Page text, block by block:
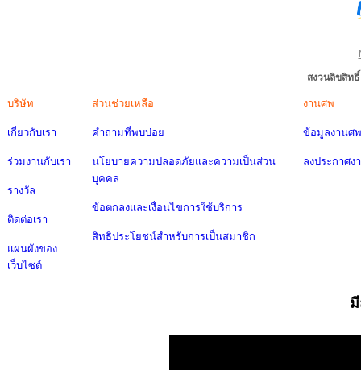
สงวนลิขสิท
บริษัท
เกี่ยวกับเรา
ร่วมงานกับเรา
รางวัล
ติดต่อเรา
แผนผังของ
เว็บไซต์
ส่วนช่วยเหลือ
คำถามที่พบบ่อย
นโยบายความปลอดภัยและความเป็นส่วน
บุคคล
ข้อตกลงและเงื่อนไขการใช้บริการ
สิทธิประโยชน์สำหรับการเป็นสมาชิก
งานศพ
ข้อมูลงานศพ
ลงประกาศง